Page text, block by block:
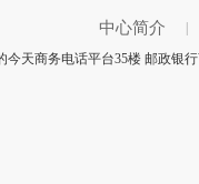
中心简介
天商务电话平台35楼 邮政银